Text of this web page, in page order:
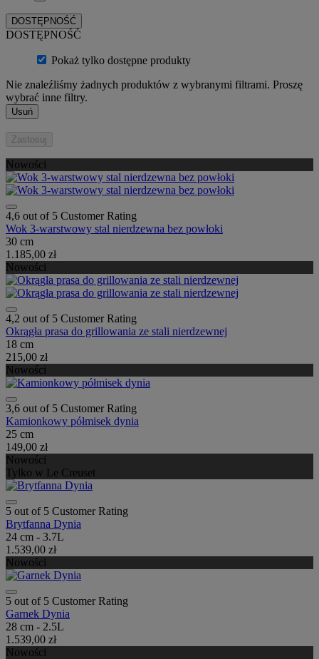
DOSTĘPNOŚĆ
DOSTĘPNOŚĆ
Pokaż tylko dostępne produkty
Nie znaleźliśmy żadnych produktów z wybranymi filtrami. Proszę
wybrać inne filtry.
Usuń
Zastosuj
Nowości
4,6 out of 5 Customer Rating
Wok 3-warstwowy stal nierdzewna bez powłoki
30 cm
1.185,00 zł
Nowości
4,2 out of 5 Customer Rating
Okrągła prasa do grillowania ze stali nierdzewnej
18 cm
215,00 zł
Nowości
3,6 out of 5 Customer Rating
Kamionkowy półmisek dynia
25 cm
149,00 zł
Nowości
Tylko w Le Creuset
5 out of 5 Customer Rating
Brytfanna Dynia
24 cm - 3.7L
1.539,00 zł
Nowości
5 out of 5 Customer Rating
Garnek Dynia
28 cm - 2.5L
1.539,00 zł
Nowości